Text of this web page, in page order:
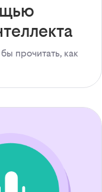
прочитать, как